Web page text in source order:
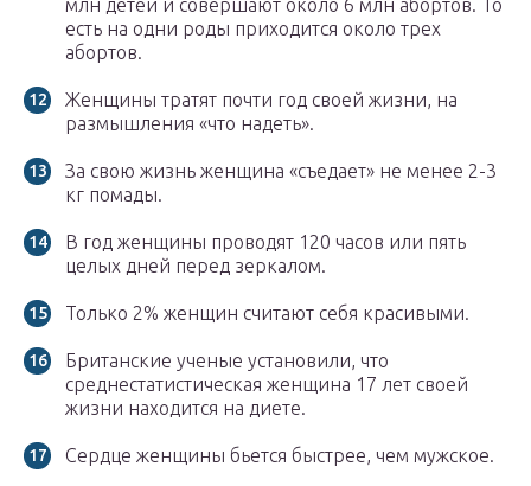
млн детей и совершают около 6 млн абортов. То
есть на одни роды приходится около трех
абортов.
Женщины тратят почти год своей жизни, на
размышления «что надеть».
За свою жизнь женщина «съедает» не менее 2-3
кг помады.
В год женщины проводят 120 часов или пять
целых дней перед зеркалом.
Только 2% женщин считают себя красивыми.
Британские ученые установили, что
среднестатистическая женщина 17 лет своей
жизни находится на диете.
Сердце женщины бьется быстрее, чем мужское.